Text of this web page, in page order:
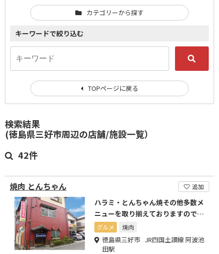
検索結果
(徳島県三好市周辺の店舗/施設一覧）
42件
焼肉 とんちゃん 追加
ハラミ・とんちゃん焼その他多数メ
ニューを取り揃えておりますので、
お気軽にお越しください。
グルメ 焼肉
徳島県三好市 JR四国土讃線 阿波池
田駅
カテゴリーから探す
キーワードで絞り込む
TOPページに戻る